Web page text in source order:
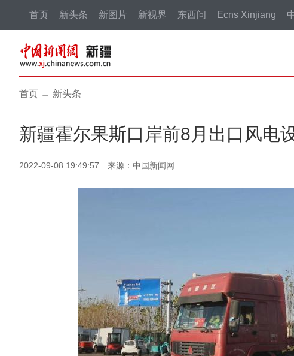
首页 新头条 新图片 新视界 东西问 Ecns Xinjiang
首页 → 新头条
新疆霍尔果斯口岸前8月出口风电
2022-09-08 19:49:57 来源：中国新闻网